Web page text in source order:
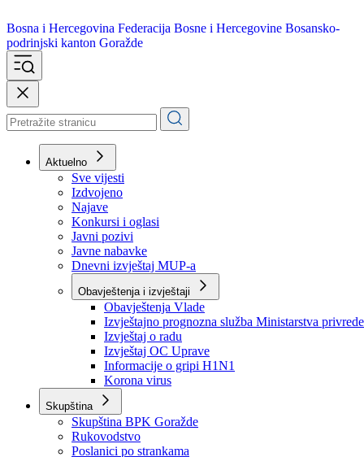
Bosna i Hercegovina
podrinjski kanton Goražde
Aktuelno
Sve vijesti
Izdvojeno
Najave
Konkursi i oglasi
Javni pozivi
Javne nabavke
Dnevni izvještaj MUP-a
Obavještenja i izvještaji
Obavještenja Vlade
Izvještajno prognozna služba Ministarstva privrede
Izvještaj o radu
Izvještaj OC Uprave
Informacije o gripi H1N1
Korona virus
Skupština